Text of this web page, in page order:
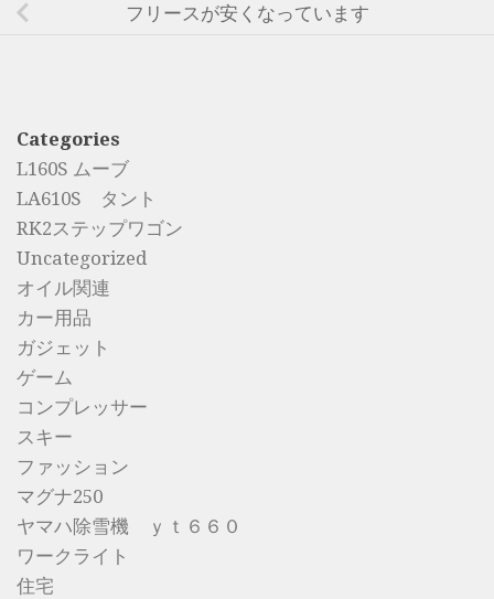
フリースが安くなっています
Categories
L160S ムーブ
LA610S タント
RK2ステップワゴン
Uncategorized
オイル関連
カー用品
ガジェット
ゲーム
コンプレッサー
スキー
ファッション
マグナ250
ヤマハ除雪機 ｙｔ６６０
ワークライト
住宅